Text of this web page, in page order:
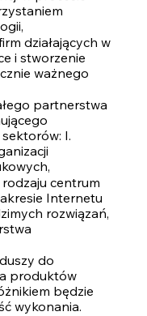
działających w
i stworzenie
ważnego
partnerstwa
I.
centrum
Internetu
rozwiązań,
do
produktów
będzie
wykonania.